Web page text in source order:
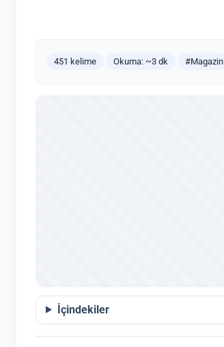
451 kelime Okuma: ~3 dk #Magazin
İçindekiler